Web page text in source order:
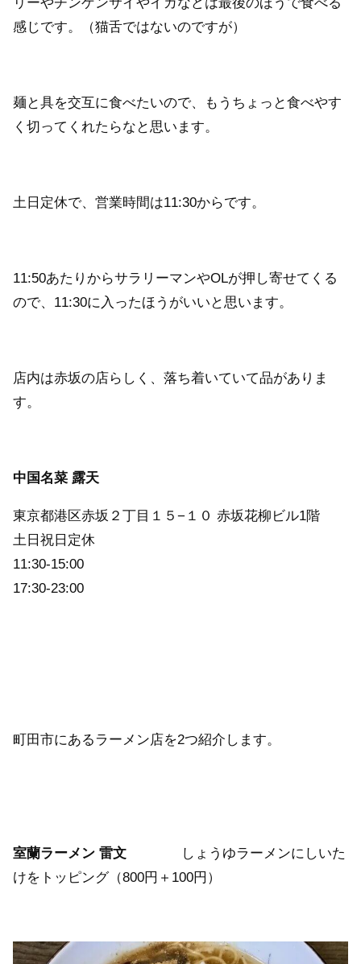
感じです。（猫舌ではないのですが）
麺と具を交互に食べたいので、もうちょっと食べやす
く切ってくれたらなと思います。
土日定休で、営業時間は11:30からです。
11:50あたりからサラリーマンやOLが押し寄せてくる
ので、11:30に入ったほうがいいと思います。
店内は赤坂の店らしく、落ち着いていて品がありま
す。
中国名菜 露天
東京都港区赤坂２丁目１５−１０ 赤坂花柳ビル1階
土日祝日定休
11:30-15:00
17:30-23:00
町田市にあるラーメン店を2つ紹介します。
室蘭ラーメン 雷文 しょうゆラーメンにしいた
けをトッピング（800円＋100円）